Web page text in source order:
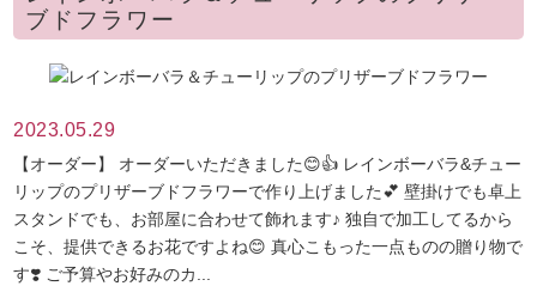
ブドフラワー
2023.05.29
【オーダー】 オーダーいただきました😊👍 レインボーバラ&チュー
リップのプリザーブドフラワーで作り上げました💕 壁掛けでも卓上
スタンドでも、お部屋に合わせて飾れます♪ 独自で加工してるから
こそ、提供できるお花ですよね😊 真心こもった一点ものの贈り物で
す❣️ ご予算やお好みのカ...